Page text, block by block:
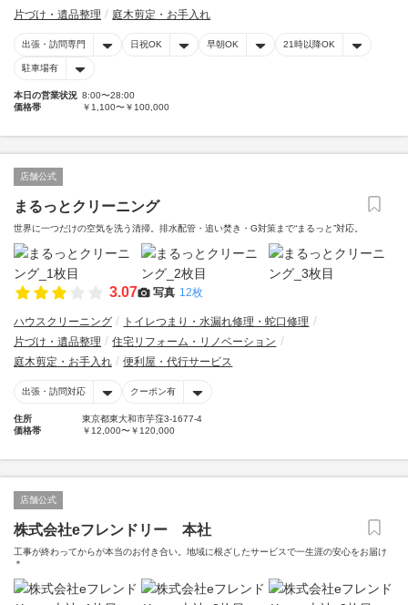
片づけ・遺品整理 庭木剪定・お手入れ
出張・訪問専門 日祝OK 早朝OK 21時以降OK
駐車場有
本日の営業状況 8:00〜28:00
価格帯
￥1,100〜￥100,000
店舗公式
まるっとクリーニング
世界に一つだけの空気を洗う清掃。排水配管・追い焚き・G対策まで“まるっと”対応。
3.07 写真 12枚
ハウスクリーニング
トイレつまり・水漏れ修理・蛇口修理
片づけ・遺品整理
住宅リフォーム・リノベーション
庭木剪定・お手入れ
便利屋・代行サービス
出張・訪問対応 クーポン有
住所
東京都東大和市芋窪3-1677-4
価格帯
￥12,000〜￥120,000
店舗公式
株式会社eフレンドリー 本社
工事が終わってからが本当のお付き合い。地域に根ざしたサービスで一生涯の安心をお届け
＊